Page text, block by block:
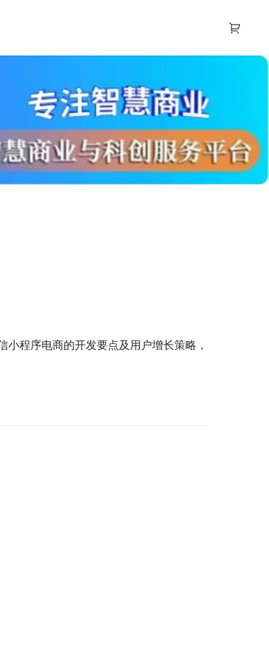
程序电商的开发要点及用户增长策略，